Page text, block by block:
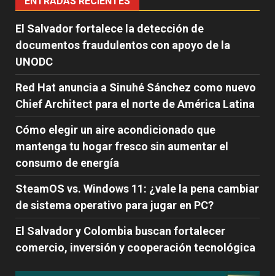
El Salvador fortalece la detección de
documentos fraudulentos con apoyo de la
UNODC
Red Hat anuncia a Sinuhé Sánchez como nuevo
Chief Architect para el norte de América Latina
Cómo elegir un aire acondicionado que
mantenga tu hogar fresco sin aumentar el
consumo de energía
SteamOS vs. Windows 11: ¿vale la pena cambiar
de sistema operativo para jugar en PC?
El Salvador y Colombia buscan fortalecer
comercio, inversión y cooperación tecnológica